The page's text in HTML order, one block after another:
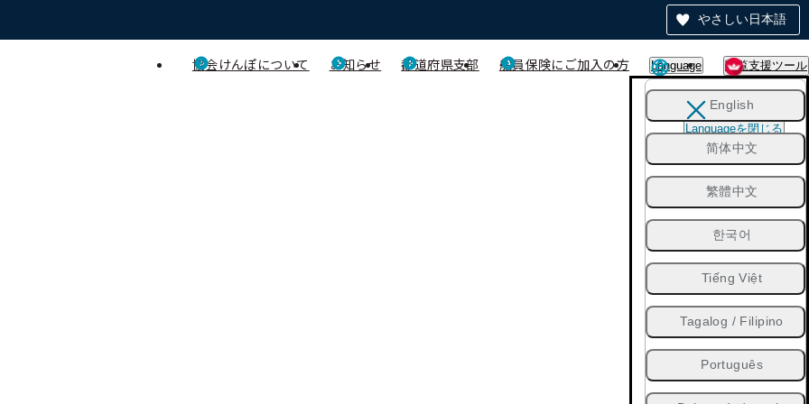
やさしい日本語
協会けんぽについて お知らせ 都道府県支部 船員保険にご加入の方 Language 閲覧支援ツール
English
简体中文
繁體中文
한국어
Tiếng Việt
Tagalog / Filipino
Português
Languageを閉じる